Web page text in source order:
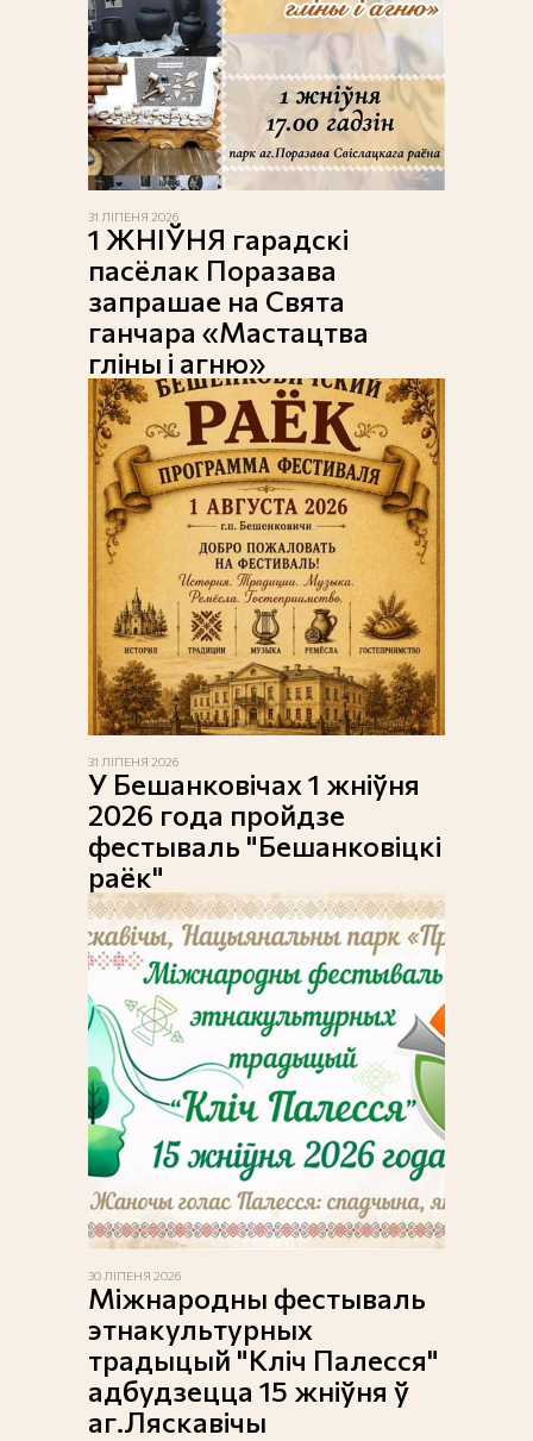
31 ЛІПЕНЯ 2026
1 ЖНІЎНЯ гарадскі
пасёлак Поразава
запрашае на Свята
ганчара «Мастацтва
гліны і агню»
31 ЛІПЕНЯ 2026
У Бешанковічах 1 жніўня
2026 года пройдзе
фестываль "Бешанковіцкі
раёк"
30 ЛІПЕНЯ 2026
Міжнародны фестываль
этнакультурных
традыцый "Кліч Палесся"
адбудзецца 15 жніўня ў
аг.Ляскавічы